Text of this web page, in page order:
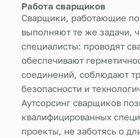
Работа сварщиков
Сварщики, работающие по
выполняют те же задачи,
специалисты: проводят
обеспечивают
соединений, соблюдают
безопасности и
Аутсорсинг сварщиков
квалифицированных
проекты, не заботясь о